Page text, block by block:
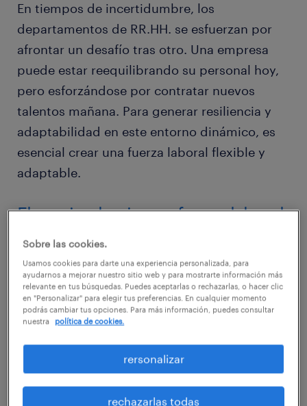
En tiempos de incertidumbre, los
departamentos de RR.HH. se esfuerzan por
afrontar un desafío tras otro. Una empresa
puede estar reequilibrando su personal hoy,
pero esforzándose por contratar nuevos
talentos mañana. Para generar resiliencia y
adaptabilidad en este entorno dinámico, es
esencial crear una fuerza laboral flexible y
adaptable.
El camino hacia una fuerza laboral
flexible
A medida que el mundo laboral se transforma
rápidamente , los departamentos de RR.HH.
se ven obligados a crear dotaciones flexibles
que puedan adaptarse rápidamente a las
tendencias del mercado ampliando o
reduciendo su escala. Al mismo tiempo, el
Workmonitor 2024revela que el equilibrio
Sobre las cookies.
Usamos cookies para darte una experiencia personalizada, para
ayudarnos a mejorar nuestro sitio web y para mostrarte información más
relevante en tus búsquedas. Puedes aceptarlas o rechazarlas, o hacer clic
en "Personalizar" para elegir tus preferencias. En cualquier momento
podrás cambiar tus opciones. Para más información, puedes consultar
nuestra
política de cookies.
rersonalizar
rechazarlas todas